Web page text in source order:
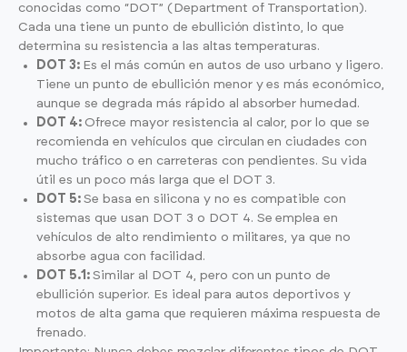
conocidas como “DOT” (Department of Transportation).
Cada una tiene un punto de ebullición distinto, lo que
determina su resistencia a las altas temperaturas.
DOT 3: Es el más común en autos de uso urbano y ligero.
Tiene un punto de ebullición menor y es más económico,
aunque se degrada más rápido al absorber humedad.
DOT 4: Ofrece mayor resistencia al calor, por lo que se
recomienda en vehículos que circulan en ciudades con
mucho tráfico o en carreteras con pendientes. Su vida
útil es un poco más larga que el DOT 3.
DOT 5: Se basa en silicona y no es compatible con
sistemas que usan DOT 3 o DOT 4. Se emplea en
vehículos de alto rendimiento o militares, ya que no
absorbe agua con facilidad.
DOT 5.1: Similar al DOT 4, pero con un punto de
ebullición superior. Es ideal para autos deportivos y
motos de alta gama que requieren máxima respuesta de
frenado.